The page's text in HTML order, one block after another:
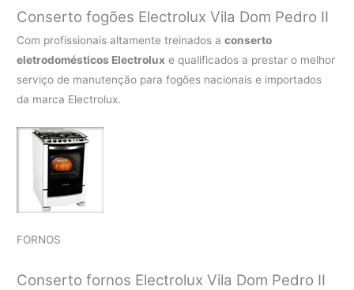
Conserto fogões Electrolux Vila Dom Pedro II
Com profissionais altamente treinados aconserto
eletrodomésticos Electrolux e qualificados a prestar o melhor
serviço de manutenção para fogões nacionais e importados
da marca Electrolux.
FORNOS
Conserto fornos Electrolux Vila Dom Pedro II